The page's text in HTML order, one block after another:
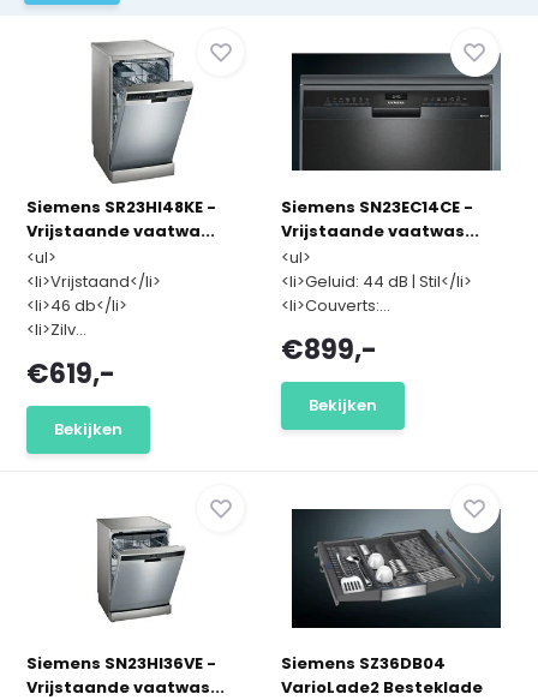
Siemens SR23HI48KE -
Vrijstaande vaatwa...
<ul>
<li>Vrijstaand</li>
<li>46 db</li>
<li>Zilv...
€619,-
Bekijken
Siemens SN23EC14CE -
Vrijstaande vaatwas...
<ul>
<li>Geluid: 44 dB | Stil</li>
<li>Couverts:...
€899,-
Bekijken
Siemens SN23HI36VE -
Vrijstaande vaatwas...
Siemens SZ36DB04
VarioLade2 Besteklade